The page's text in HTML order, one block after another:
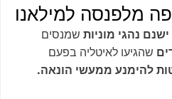
מלפנסה למילאנו
ישנם נהגי מוניות שמנסים
שהגיעו לאיטליה בפעם
להימנע ממעשי הונאה.